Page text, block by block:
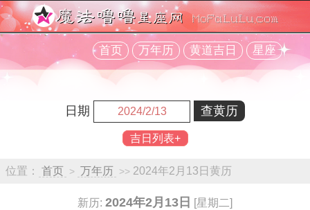
首页 万年历 黄道吉日 星座
日期
吉日列表+
位置： 首页 > 万年历 >> 2024年2月13日黄历
新历: 2024年2月13日 [星期二]